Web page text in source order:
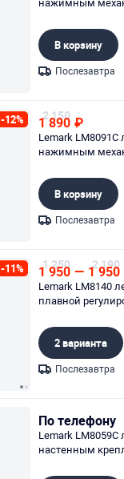
нажимным
В корзину
Послезавтра
-12% 2 150
1 890 ₽
Lemark LM8091C
нажимным
В корзину
Послезавтра
-11% 1 250
1 950 — 2 190
1 950
Lemark LM8140
плавной
2 варианта
Послезавтра
По телефону
Lemark LM8059C
настенным